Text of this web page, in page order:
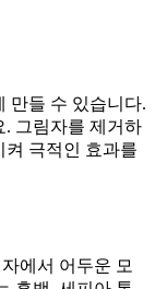
만들 수 있습니다.
. 그림자를 제거하
켜 극적인 효과를
에서 어두운 모